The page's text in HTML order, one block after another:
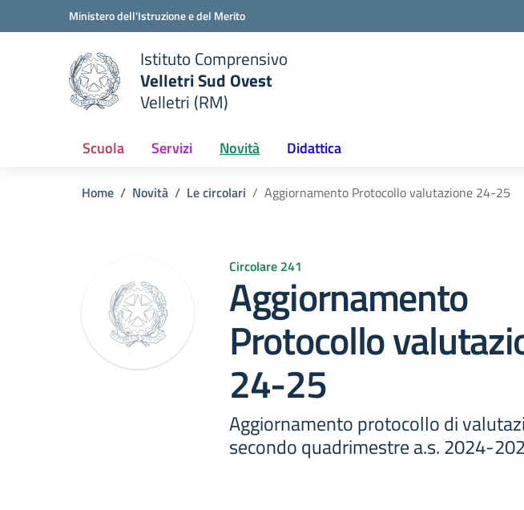
Vai ai contenuti
Vai al menu di navigazioneMinistero dell'Istruzione e del Merito
scuola
Istituto Comprensivo
Velletri Sud Ovest
Velletri (RM)
Scuola Servizi Novità Didattica
Home Novità Le circolari Aggiornamento Protocollo valutazione 24-25
Circolare 241
Aggiornamento
Protocollo
24-25
Aggiornamento protocollo di
secondo quadrimestre a.s. 2024-